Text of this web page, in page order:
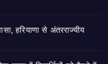
हरियाणा से अंतरराज्यीय